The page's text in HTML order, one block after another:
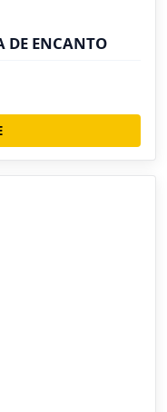
DE ENCANTO